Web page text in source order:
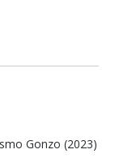
Gonzo (2023)